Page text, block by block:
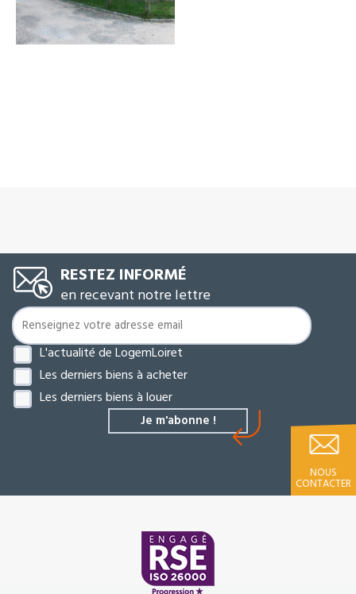
RESTEZ INFORMÉ
en recevant notre lettre
L'actualité de LogemLoiret
Les derniers biens à acheter
Les derniers biens à louer
NOUS
CONTACTER